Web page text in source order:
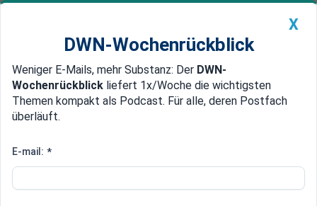
Newsticker MEIN DWN: Geldanlage Premium
Edelmetalle DWN-Magazin China
Neun Jahre in Österreich
Medien: Istanbul-Attentäter war
Flüchtling aus Österreich
X
DWN-Wochenrückblick
Weniger E-Mails, mehr Substanz: Der DWN-
Wochenrückblick liefert 1x/Woche die wichtigsten
Themen kompakt als Podcast. Für alle, deren Postfach
überläuft.
E-mail: *